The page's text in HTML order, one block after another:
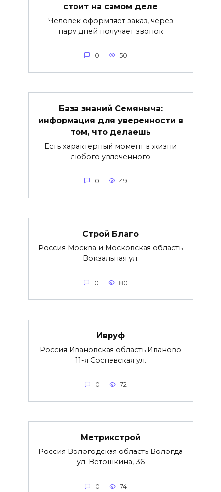
стоит на самом деле
Человек оформляет заказ, через
пару дней получает звонок
0 50
База знаний Семяныча:
информация для уверенности в
том, что делаешь
Есть характерный момент в жизни
любого увлечённого
0 49
Строй Благо
Россия Москва и Московская область
Вокзальная ул.
0 80
Ивруф
Россия Ивановская область Иваново
11-я Сосневская ул.
0 72
Метрикстрой
Россия Вологодская область Вологда
ул. Ветошкина, 36
0 74